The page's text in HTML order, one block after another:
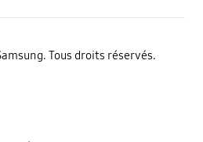
Tous droits réservés.